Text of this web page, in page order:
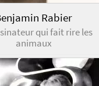
Rabier
qui fait rire les
animaux